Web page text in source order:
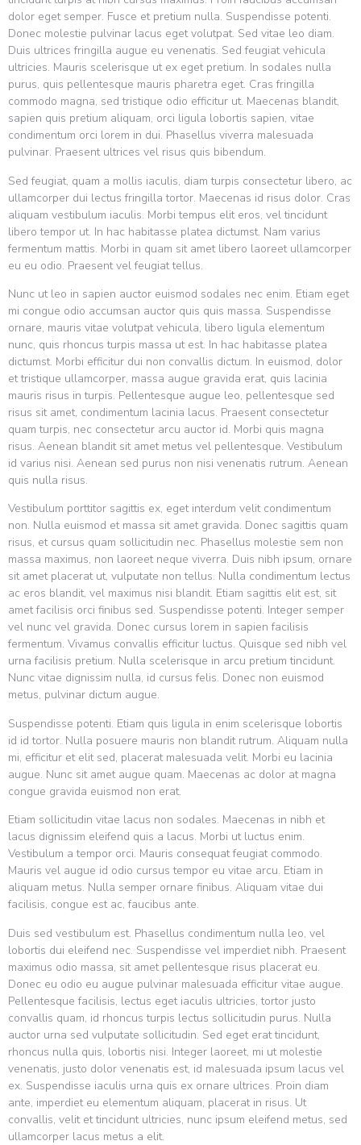
dolor eget semper. Fusce et pretium nulla. Suspendisse potenti.
Donec molestie pulvinar lacus eget volutpat. Sed vitae leo diam.
Duis ultrices fringilla augue eu venenatis. Sed feugiat vehicula
ultricies. Mauris scelerisque ut ex eget pretium. In sodales nulla
purus, quis pellentesque mauris pharetra eget. Cras fringilla
commodo magna, sed tristique odio efficitur ut. Maecenas blandit,
sapien quis pretium aliquam, orci ligula lobortis sapien, vitae
condimentum orci lorem in dui. Phasellus viverra malesuada
pulvinar. Praesent ultrices vel risus quis bibendum.
Sed feugiat, quam a mollis iaculis, diam turpis consectetur libero, ac
ullamcorper dui lectus fringilla tortor. Maecenas id risus dolor. Cras
aliquam vestibulum iaculis. Morbi tempus elit eros, vel tincidunt
libero tempor ut. In hac habitasse platea dictumst. Nam varius
fermentum mattis. Morbi in quam sit amet libero laoreet ullamcorper
eu eu odio. Praesent vel feugiat tellus.
Nunc ut leo in sapien auctor euismod sodales nec enim. Etiam eget
mi congue odio accumsan auctor quis quis massa. Suspendisse
ornare, mauris vitae volutpat vehicula, libero ligula elementum
nunc, quis rhoncus turpis massa ut est. In hac habitasse platea
dictumst. Morbi efficitur dui non convallis dictum. In euismod, dolor
et tristique ullamcorper, massa augue gravida erat, quis lacinia
mauris risus in turpis. Pellentesque augue leo, pellentesque sed
risus sit amet, condimentum lacinia lacus. Praesent consectetur
quam turpis, nec consectetur arcu auctor id. Morbi quis magna
risus. Aenean blandit sit amet metus vel pellentesque. Vestibulum
id varius nisi. Aenean sed purus non nisi venenatis rutrum. Aenean
quis nulla risus.
Vestibulum porttitor sagittis ex, eget interdum velit condimentum
non. Nulla euismod et massa sit amet gravida. Donec sagittis quam
risus, et cursus quam sollicitudin nec. Phasellus molestie sem non
massa maximus, non laoreet neque viverra. Duis nibh ipsum, ornare
sit amet placerat ut, vulputate non tellus. Nulla condimentum lectus
ac eros blandit, vel maximus nisi blandit. Etiam sagittis elit est, sit
amet facilisis orci finibus sed. Suspendisse potenti. Integer semper
vel nunc vel gravida. Donec cursus lorem in sapien facilisis
fermentum. Vivamus convallis efficitur luctus. Quisque sed nibh vel
urna facilisis pretium. Nulla scelerisque in arcu pretium tincidunt.
Nunc vitae dignissim nulla, id cursus felis. Donec non euismod
metus, pulvinar dictum augue.
Suspendisse potenti. Etiam quis ligula in enim scelerisque lobortis
id id tortor. Nulla posuere mauris non blandit rutrum. Aliquam nulla
mi, efficitur et elit sed, placerat malesuada velit. Morbi eu lacinia
augue. Nunc sit amet augue quam. Maecenas ac dolor at magna
congue gravida euismod non erat.
Etiam sollicitudin vitae lacus non sodales. Maecenas in nibh et
lacus dignissim eleifend quis a lacus. Morbi ut luctus enim.
Vestibulum a tempor orci. Mauris consequat feugiat commodo.
Mauris vel augue id odio cursus tempor eu vitae arcu. Etiam in
aliquam metus. Nulla semper ornare finibus. Aliquam vitae dui
facilisis, congue est ac, faucibus ante.
Duis sed vestibulum est. Phasellus condimentum nulla leo, vel
lobortis dui eleifend nec. Suspendisse vel imperdiet nibh. Praesent
maximus odio massa, sit amet pellentesque risus placerat eu.
Donec eu odio eu augue pulvinar malesuada efficitur vitae augue.
Pellentesque facilisis, lectus eget iaculis ultricies, tortor justo
convallis quam, id rhoncus turpis lectus sollicitudin purus. Nulla
auctor urna sed vulputate sollicitudin. Sed eget erat tincidunt,
rhoncus nulla quis, lobortis nisi. Integer laoreet, mi ut molestie
venenatis, justo dolor venenatis est, id malesuada ipsum lacus vel
ex. Suspendisse iaculis urna quis ex ornare ultrices. Proin diam
ante, imperdiet eu elementum aliquam, placerat in risus. Ut
convallis, velit et tincidunt ultricies, nunc ipsum eleifend metus, sed
ullamcorper lacus metus a elit.